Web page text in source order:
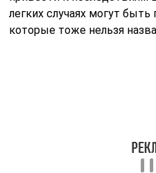
Лечение остеосклероза
невозможно; необходимо